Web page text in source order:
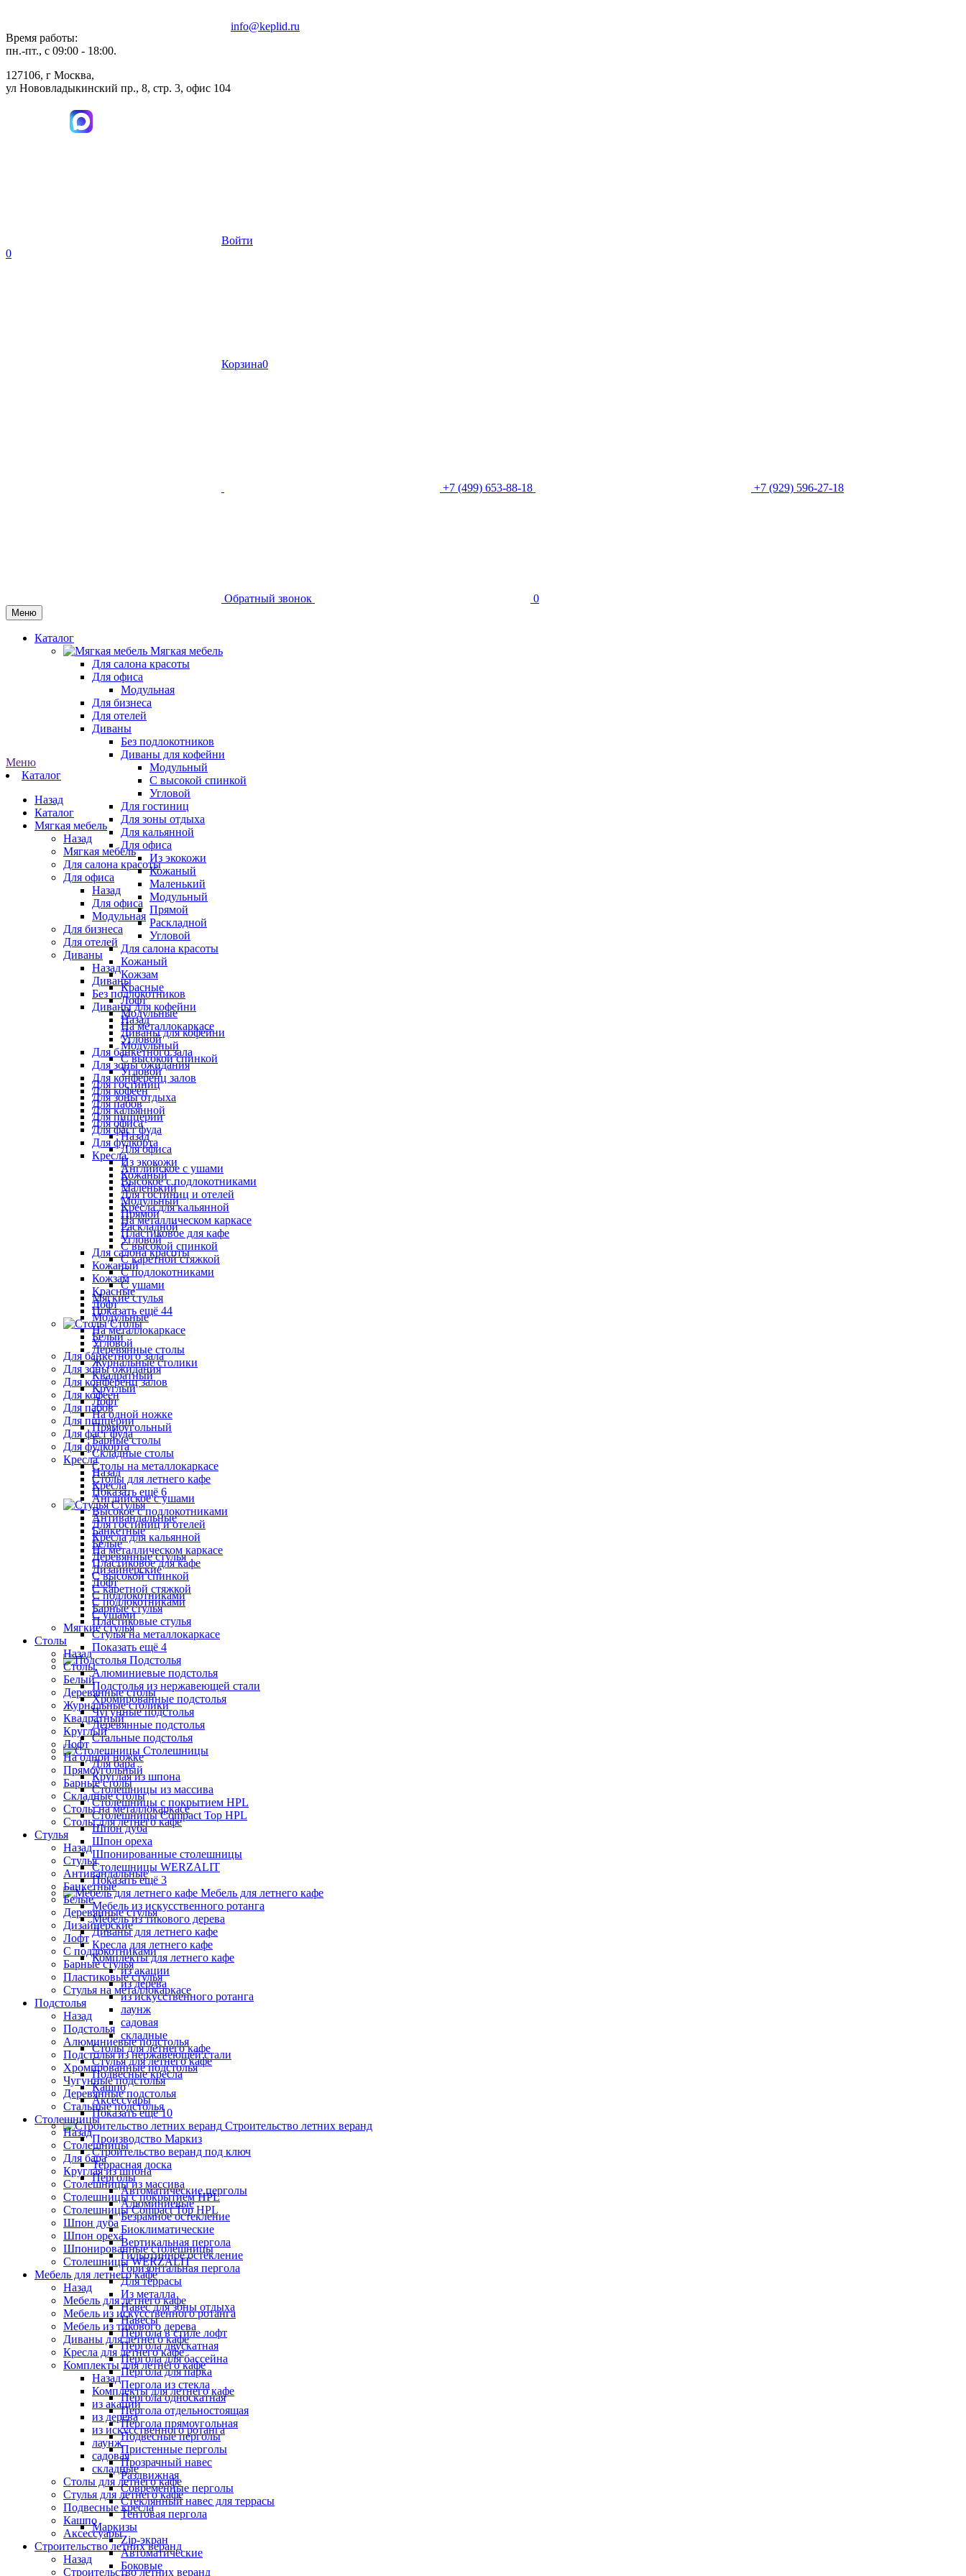
Время работы:
пн.-пт., с 09:00 - 18:00.
127106, г Москва,
ул Нововладыкинский пр., 8, стр. 3, офис 104
info@keplid.ru
Войти
0
Корзина0
+7 (499) 653-88-18 +7 (929) 596-27-18
Обратный звонок 0
Меню
Каталог
Мягкая мебель
Для салона красоты
Для офиса
Модульная
Для бизнеса
Для отелей
Диваны
Без подлокотников
Диваны для кофейни
Модульный
С высокой спинкой
Угловой
Для гостиниц
Для зоны отдыха
Для кальянной
Для офиса
Из экокожи
Кожаный
Маленький
Модульный
Прямой
Раскладной
Угловой
Для салона красоты
Кожаный
Кожзам
Красные
Лофт
Модульные
На металлокаркасе
Угловой
Для банкетного зала
Для зоны ожидания
Для конференц залов
Для кофеен
Для пабов
Для пиццерии
Для фаст фуда
Для фудкорта
Кресла
Английское с ушами
Высокое с подлокотниками
Для гостиниц и отелей
Кресла для кальянной
На металлическом каркасе
Пластиковое для кафе
С высокой спинкой
С каретной стяжкой
С подлокотниками
С ушами
Мягкие стулья
Показать ещё 44
Столы
Белый
Деревянные столы
Журнальные столики
Квадратный
Круглый
Лофт
На одной ножке
Прямоугольный
Барные столы
Складные столы
Столы на металлокаркасе
Столы для летнего кафе
Показать ещё 6
Стулья
Антивандальные
Банкетные
Белые
Деревянные стулья
Дизайнерские
Лофт
С подлокотниками
Барные стулья
Пластиковые стулья
Стулья на металлокаркасе
Показать ещё 4
Подстолья
Алюминиевые подстолья
Подстолья из нержавеющей стали
Хромированные подстолья
Чугунные подстолья
Деревянные подстолья
Стальные подстолья
Столешницы
Для бара
Круглая из шпона
Столешницы из массива
Столешницы с покрытием HPL
Столешницы Сompact Top HPL
Шпон дуба
Шпон ореха
Шпонированные столешницы
Столешницы WERZALIT
Показать ещё 3
Мебель для летнего кафе
Мебель из искусственного ротанга
Мебель из тикового дерева
Диваны для летнего кафе
Кресла для летнего кафе
Комплекты для летнего кафе
из акации
из дерева
из искусственного ротанга
лаунж
садовая
складные
Столы для летнего кафе
Стулья для летнего кафе
Подвесные кресла
Кашпо
Аксессуары
Показать ещё 10
Строительство летних веранд
Производство Маркиз
Строительство веранд под ключ
Террасная доска
Перголы
Автоматические перголы
Алюминиевые
Безрамное остекление
Биоклиматические
Вертикальная пергола
Гильотинное остекление
Горизонтальная пергола
Для террасы
Из металла
Навес для зоны отдыха
Навесы
Пергола в стиле лофт
Пергола двускатная
Пергола для бассейна
Пергола для парка
Пергола из стекла
Пергола односкатная
Пергола отдельностоящая
Пергола прямоугольная
Подвесные перголы
Пристенные перголы
Прозрачный навес
Раздвижная
Современные перголы
Стеклянный навес для террасы
Тентовая пергола
Маркизы
Zip-экран
Автоматические
Боковые
Меню
Каталог
Назад
Каталог
Мягкая мебель
Назад
Мягкая мебель
Для салона красоты
Для офиса
Назад
Для офиса
Модульная
Для бизнеса
Для отелей
Диваны
Назад
Диваны
Без подлокотников
Диваны для кофейни
Назад
Диваны для кофейни
Модульный
С высокой спинкой
Угловой
Для гостиниц
Для зоны отдыха
Для кальянной
Для офиса
Назад
Для офиса
Из экокожи
Кожаный
Маленький
Модульный
Прямой
Раскладной
Угловой
Для салона красоты
Кожаный
Кожзам
Красные
Лофт
Модульные
На металлокаркасе
Угловой
Для банкетного зала
Для зоны ожидания
Для конференц залов
Для кофеен
Для пабов
Для пиццерии
Для фаст фуда
Для фудкорта
Кресла
Назад
Кресла
Английское с ушами
Высокое с подлокотниками
Для гостиниц и отелей
Кресла для кальянной
На металлическом каркасе
Пластиковое для кафе
С высокой спинкой
С каретной стяжкой
С подлокотниками
С ушами
Мягкие стулья
Столы
Назад
Столы
Белый
Деревянные столы
Журнальные столики
Квадратный
Круглый
Лофт
На одной ножке
Прямоугольный
Барные столы
Складные столы
Столы на металлокаркасе
Столы для летнего кафе
Стулья
Назад
Стулья
Антивандальные
Банкетные
Белые
Деревянные стулья
Дизайнерские
Лофт
С подлокотниками
Барные стулья
Пластиковые стулья
Стулья на металлокаркасе
Подстолья
Назад
Подстолья
Алюминиевые подстолья
Подстолья из нержавеющей стали
Хромированные подстолья
Чугунные подстолья
Деревянные подстолья
Стальные подстолья
Столешницы
Назад
Столешницы
Для бара
Круглая из шпона
Столешницы из массива
Столешницы с покрытием HPL
Столешницы Сompact Top HPL
Шпон дуба
Шпон ореха
Шпонированные столешницы
Столешницы WERZALIT
Мебель для летнего кафе
Назад
Мебель для летнего кафе
Мебель из искусственного ротанга
Мебель из тикового дерева
Диваны для летнего кафе
Кресла для летнего кафе
Комплекты для летнего кафе
Назад
Комплекты для летнего кафе
из акации
из дерева
из искусственного ротанга
лаунж
садовая
складные
Столы для летнего кафе
Стулья для летнего кафе
Подвесные кресла
Кашпо
Аксессуары
Строительство летних веранд
Назад
Строительство летних веранд